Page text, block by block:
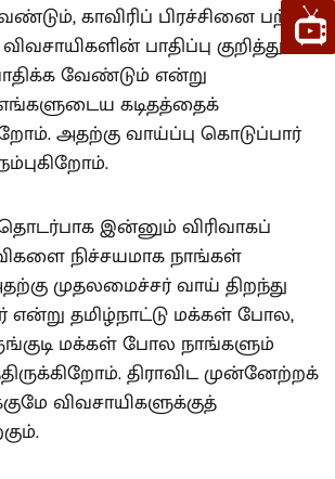
காவிரிப் பிரச்சினை பற்றிப்
பாதிப்பு குறித்து
வேண்டும் என்று
கடிதத்தைக்
அதற்கு வாய்ப்பு கொடுப்பார்
இன்னும் விரிவாகப்
நிச்சயமாக நாங்கள்
முதலமைச்சர் வாய் திறந்து
தமிழ்நாட்டு மக்கள் போல,
மக்கள் போல நாங்களும்
திராவிட முன்னேற்றக்
விவசாயிகளுக்குத்